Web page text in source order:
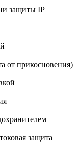
защиты IP
от прикосновения)
защита